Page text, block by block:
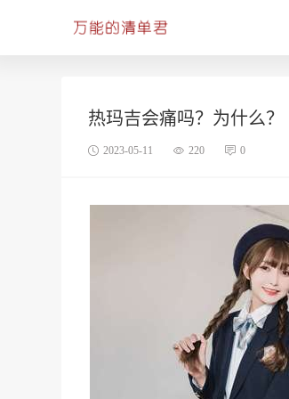
热玛吉会痛吗？为什么？
2023-05-11 220 0